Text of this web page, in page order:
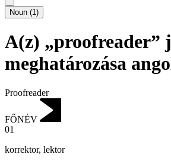
Noun (1)
A(z) „proofreader”
meghatározása
Proofreader
FŐNÉV
01
korrektor, lektor